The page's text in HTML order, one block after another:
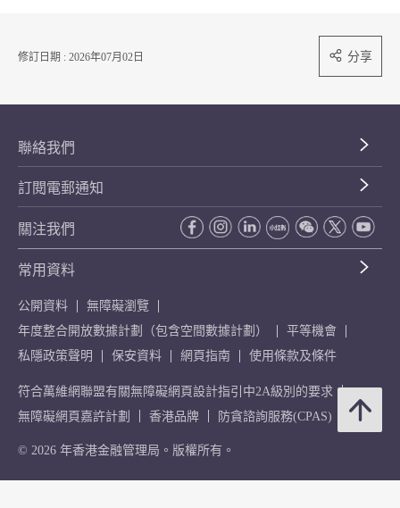
修訂日期 : 2026年07月02日 分享
聯絡我們
訂閱電郵通知
關注我們
常用資料
公開資料
無障礙瀏覽
年度整合開放數據計劃（包含空間數據計劃）
平等機會
私隱政策聲明
保安資料 網頁指南 使用條款及條件
符合萬維網聯盟有關無障礙網頁設計指引中2A級別的要求
無障礙網頁嘉許計劃
香港品牌 防貪諮詢服務(CPAS)
© 2026 年香港金融管理局。版權所有。